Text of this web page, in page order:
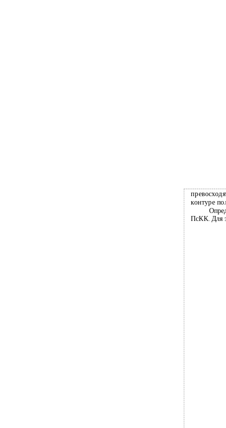
контуре
ПсКК. Для